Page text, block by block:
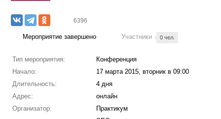
6396
Мероприятие завершено Участники 0 чел.
Тип мероприятия:
Конференция
Начало:
17 марта 2015, вторник в 09:00
Длительность:
4 дня
Адрес:
онлайн
Организатор:
Практикум